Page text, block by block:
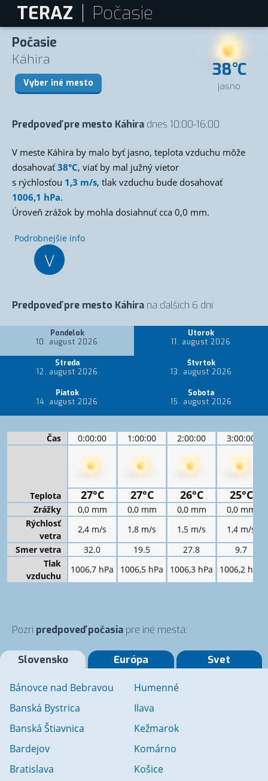
TERAZ Počasie
38°C
jasno
Počasie
Káhira
Vyber iné mesto
Predpoveď pre mesto Káhira dnes 10:00-16:00
V meste Káhira by malo byť jasno, teplota vzduchu môže
dosahovať38°C, viať by mal južný vietor
s rýchlosťou 1,3 m/s, tlak vzduchu bude dosahovať
1006,1 hPa.
Úroveň zrážok by mohla dosiahnuť cca 0,0 mm.
Podrobnejšie info
V
Predpoveď pre mesto Káhira na ďalších 6 dní
Pondelok
10. august 2026
Utorok
11. august 2026
Streda
12. august 2026
Štvrtok
13. august 2026
Piatok
14. august 2026
Sobota
15. august 2026
Čas 0:00:00 1:00:00 2:00:00 3:00:00
Teplota 27°C 27°C 26°C 25°C
Zrážky 0,0 mm 0,0 mm 0,0 mm
0,0 mm
Rýchlosť
vetra
2,4 m/s 1,8 m/s 1,5 m/s
1,4 m/s
Smer vetra
32.0 19.5 27.8
9.7
Tlak
vzduchu
1006,7 hPa 1006,5 hPa 1006,3 hPa 1006,2 hPa
Pozri predpoveď počasia pre iné mestá:
Slovensko Európa Svet
Bánovce nad Bebravou
Banská Bystrica
Banská Štiavnica
Bardejov
Bratislava
Humenné
Ilava
Kežmarok
Komárno
Košice